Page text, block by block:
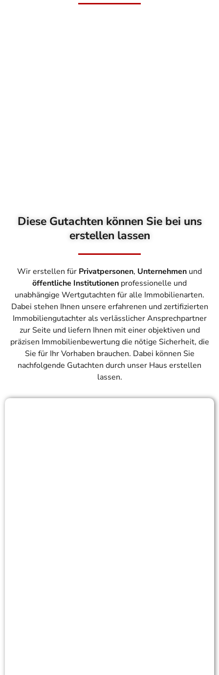
Diese Gutachten können Sie bei uns
erstellen lassen
Wir erstellen für Privatpersonen, Unternehmen und
öffentliche Institutionen professionelle und
unabhängige Wertgutachten für alle Immobilienarten.
Dabei stehen Ihnen unsere erfahrenen und zertifizierten
Immobiliengutachter als verlässlicher Ansprechpartner
zur Seite und liefern Ihnen mit einer objektiven und
präzisen Immobilienbewertung die nötige Sicherheit, die
Sie für Ihr Vorhaben brauchen. Dabei können Sie
nachfolgende Gutachten durch unser Haus erstellen
lassen.